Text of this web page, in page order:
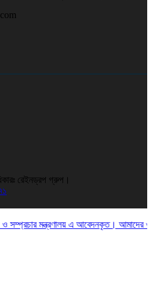
রেইনড্রপ গ্রুপ।
মন্ত্রণালয় এ আবেদনকৃত। আমাদের